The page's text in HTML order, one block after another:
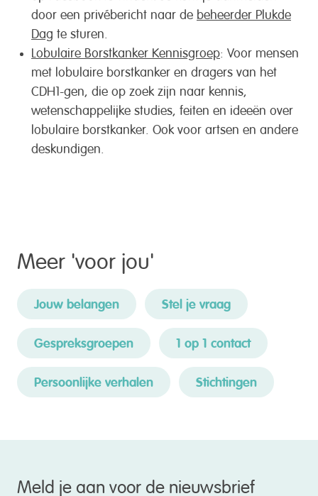
door een privébericht naar de beheerder Plukde
Dag te sturen.
Lobulaire Borstkanker Kennisgroep: Voor mensen
met lobulaire borstkanker en dragers van het
CDH1-gen, die op zoek zijn naar kennis,
wetenschappelijke studies, feiten en ideeën over
lobulaire borstkanker. Ook voor artsen en andere
deskundigen.
Meer 'voor jou '
Jouw belangen Stel je vraag
Gespreksgroepen 1 op 1 contact
Persoonlijke verhalen Stichtingen
Meld je aan voor de nieuwsbrief